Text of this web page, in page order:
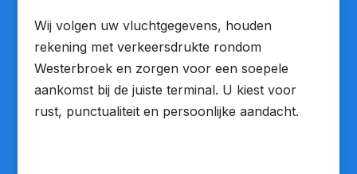
Wij volgen uw vluchtgegevens, houden
rekening met verkeersdrukte rondom
Westerbroek en zorgen voor een soepele
aankomst bij de juiste terminal. U kiest voor
rust, punctualiteit en persoonlijke aandacht.